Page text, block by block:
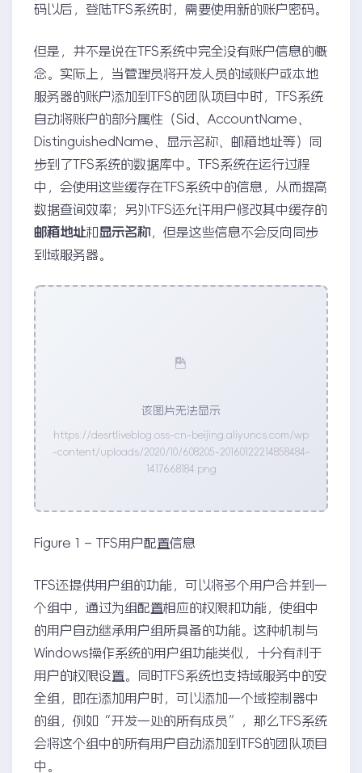
码以后，登陆TFS系统时，需要使用新的账户密码。
但是，并不是说在TFS系统中完全没有账户信息的概
念。实际上，当管理员将开发人员的域账户或本地
服务器的账户添加到TFS的团队项目中时，TFS系统
自动将账户的部分属性（Sid、AccountName、
DistinguishedName、显示名称、邮箱地址等）同
步到了TFS系统的数据库中。TFS系统在运行过程
中，会使用这些缓存在TFS系统中的信息，从而提高
数据查询效率；另外TFS还允许用户修改其中缓存的
邮箱地址和 显示名称，但是这些信息不会反向同步
到域服务器。
该图片无法显示
https://desrtliveblog.oss-cn-beijing.aliyuncs.com/wp
-content/uploads/2020/10/608205-20160122214858484-
1417668184.png
Figure 1 – TFS用户配置信息
TFS还提供用户组的功能，可以将多个用户合并到一
个组中，通过为组配置相应的权限和功能，使组中
的用户自动继承用户组所具备的功能。这种机制与
Windows操作系统的用户组功能类似，十分有利于
用户的权限设置。同时TFS系统也支持域服务中的安
全组，即在添加用户时，可以添加一个域控制器中
的组，例如“开发一处的所有成员”，那么TFS系统
会将这个组中的所有用户自动添加到TFS的团队项目
中。